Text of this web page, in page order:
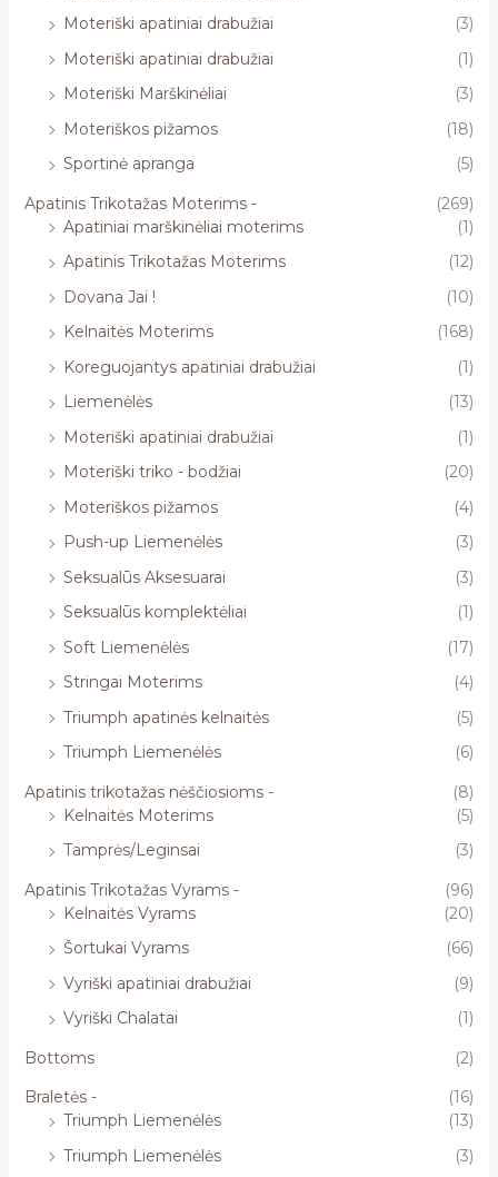
Moteriški apatiniai drabužiai
(3)
Moteriški apatiniai drabužiai
(1)
Moteriški Marškinėliai
(3)
Moteriškos pižamos
(18)
Sportinė apranga
(5)
Apatinis Trikotažas Moterims -
(269)
Apatiniai marškinėliai moterims
(1)
Apatinis Trikotažas Moterims
(12)
Dovana Jai !
(10)
Kelnaitės Moterims
(168)
Koreguojantys apatiniai drabužiai
(1)
Liemenėlės
(13)
Moteriški apatiniai drabužiai
(1)
Moteriški triko - bodžiai
(20)
Moteriškos pižamos
(4)
Push-up Liemenėlės
(3)
Seksualūs Aksesuarai
(3)
Seksualūs komplektėliai
(1)
Soft Liemenėlės
(17)
Stringai Moterims
(4)
Triumph apatinės kelnaitės
(5)
Triumph Liemenėlės
(6)
Apatinis trikotažas nėščiosioms -
(8)
Kelnaitės Moterims
(5)
Tamprės/Leginsai
(3)
Apatinis Trikotažas Vyrams -
(96)
Kelnaitės Vyrams
(20)
Šortukai Vyrams
(66)
Vyriški apatiniai drabužiai
(9)
Vyriški Chalatai
(1)
Bottoms
(2)
Braletės -
(16)
Triumph Liemenėlės
(13)
Triumph Liemenėlės
(3)